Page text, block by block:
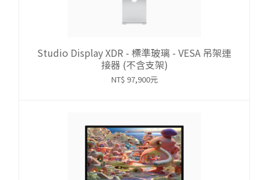
Studio Display XDR - 標準玻璃 - VESA 吊架連
接器 (不含支架)
NT$ 97,900元